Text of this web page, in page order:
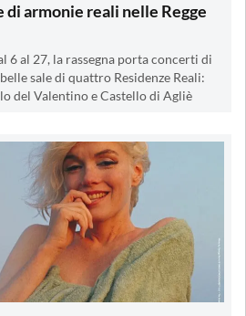
di armonie reali nelle Regge
6 al 27, la rassegna porta concerti di
sale di quattro Residenze Reali:
del Valentino e Castello di Agliè